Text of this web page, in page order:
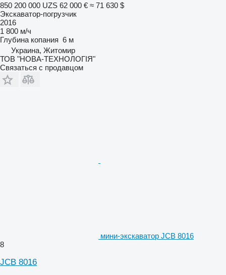
850 200 000 UZS 62 000 € ≈ 71 630 $
Экскаватор-погрузчик
2016
1 800 м/ч
Глубина копания 6 м
Украина, Житомир
ТОВ "НОВА-ТЕХНОЛОГІЯ"
Связаться с продавцом
мини-экскаватор JCB 8016
8
JCB 8016